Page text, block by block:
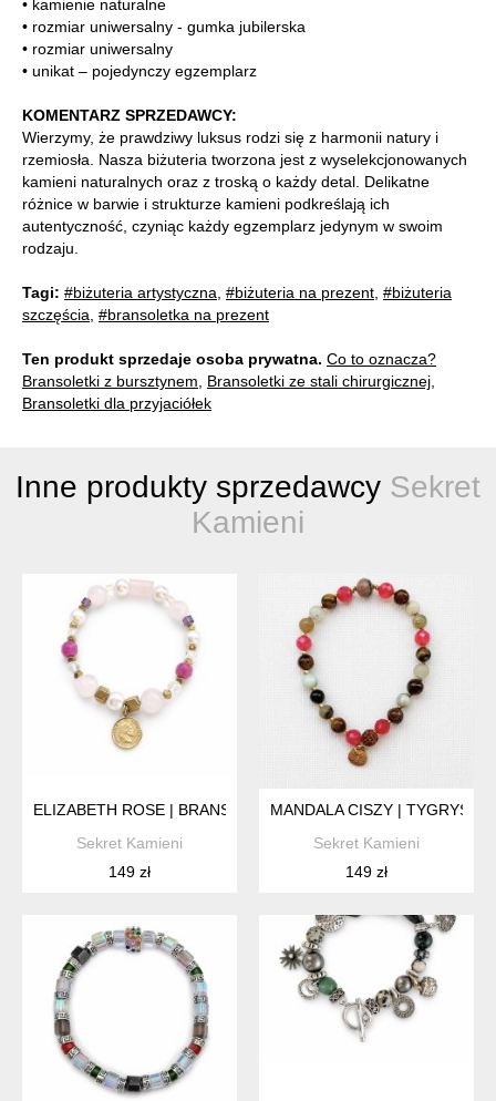
• kamienie naturalne
• rozmiar uniwersalny - gumka jubilerska
• rozmiar uniwersalny
• unikat – pojedynczy egzemplarz
KOMENTARZ SPRZEDAWCY:
Wierzymy, że prawdziwy luksus rodzi się z harmonii natury i
rzemiosła. Nasza biżuteria tworzona jest z wyselekcjonowanych
kamieni naturalnych oraz z troską o każdy detal. Delikatne
różnice w barwie i strukturze kamieni podkreślają ich
autentyczność, czyniąc każdy egzemplarz jedynym w swoim
rodzaju.
Tagi: #biżuteria artystyczna #biżuteria na prezent #biżuteria
szczęścia #bransoletka na prezent
Ten produkt sprzedaje osoba prywatna. Co to oznacza?
Bransoletki z bursztynem
Bransoletki ze stali chirurgicznej
Bransoletki dla przyjaciółek
Inne produkty sprzedawcy Sekret
Kamieni
ELIZABETH ROSE | BRANSOLETKA Z KWARCEM RÓŻOWYM,
Sekret Kamieni
149 zł
MANDALA CISZY | TYGRYSIE
Sekret Kamieni
149 zł